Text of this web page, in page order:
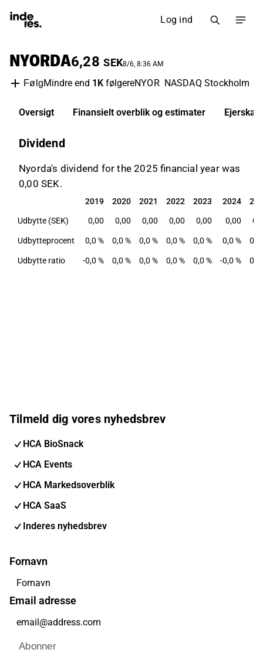
Log ind
NYORDA6,28 SEK8/6, 8:36 AM
FølgMindre end 1K følgereNYOR NASDAQ Stockholm
Oversigt Finansielt overblik og estimater Ejerskab
Dividend
Nyorda's dividend for the 2025 financial year was
0,00 SEK.
2019 2020 2021 2022 2023 2024
2019 2020 2021 2022 2023 2024
Udbytte (SEK) 0,00 0,00 0,00 0,00 0,00 0,00
Udbytteprocent 0,0 % 0,0 % 0,0 % 0,0 % 0,0 % 0,0 % 0,0
Udbytte ratio -0,0 % 0,0 % 0,0 % 0,0 % 0,0 % -0,0 % 0,0
Tilmeld dig vores nyhedsbrev
HCA BioSnack
HCA Events
HCA Markedsoverblik
HCA SaaS
Inderes nyhedsbrev
Fornavn
Email adresse
Abonner